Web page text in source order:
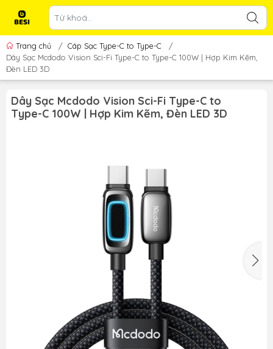
Trang chủ / Cáp Sạc Type-C to Type-C
/
Dây Sạc Mcdodo Vision Sci-Fi Type-C to Type-C 100W | Hợp Kim Kẽm,
Đèn LED 3D
Dây Sạc Mcdodo Vision Sci-Fi Type-C to
Type-C 100W | Hợp Kim Kẽm, Đèn LED 3D